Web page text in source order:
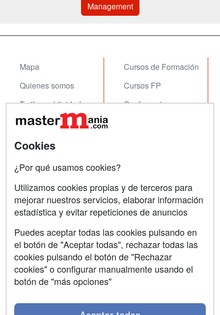
Management
Mapa
Quienes somos
Tarifas publicidad
Acceso Usuarios
Acceso Centros
Cursos de Formación
Cursos FP
Conferencias
Contactar
Confidencialidad
Aviso legal
Copyleft
Cookies
¿Por qué usamos cookies?
Utilizamos cookies propias y de terceros para
mejorar nuestros servicios, elaborar información
estadística y evitar repeticiones de anuncios
Puedes aceptar todas las cookies pulsando en
el botón de "Aceptar todas", rechazar todas las
cookies pulsando el botón de "Rechazar
cookies" o configurar manualmente usando el
botón de "más opciones"